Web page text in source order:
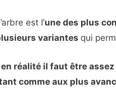
est l’une des plus
variantes qui
réalité il faut être
comme aux plus